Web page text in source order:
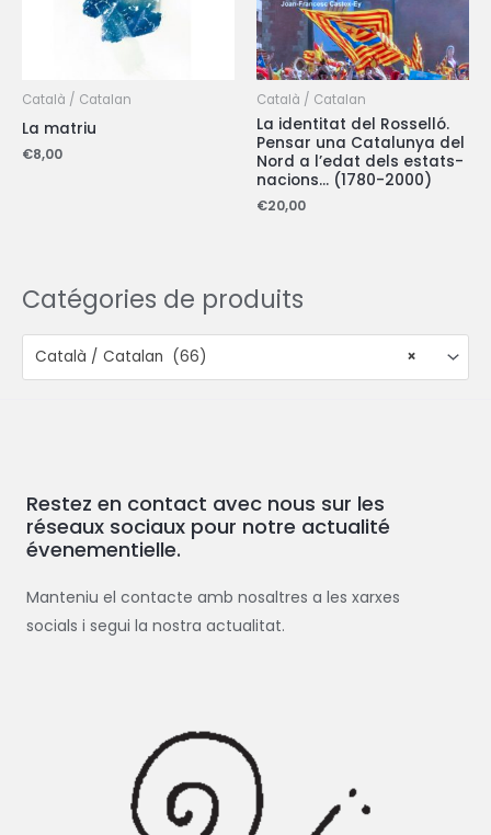
Català / Catalan
La matriu
€8,00
Català / Catalan
La identitat del Rosselló.
Pensar una Catalunya del
Nord a l’edat dels estats-
nacions… (1780-2000)
€20,00
Catégories de produits
×
Català / Catalan (66)
Restez en contact avec nous sur les
réseaux sociaux pour notre actualité
évenementielle.
Manteniu el contacte amb nosaltres a les xarxes
socials i segui la nostra actualitat.